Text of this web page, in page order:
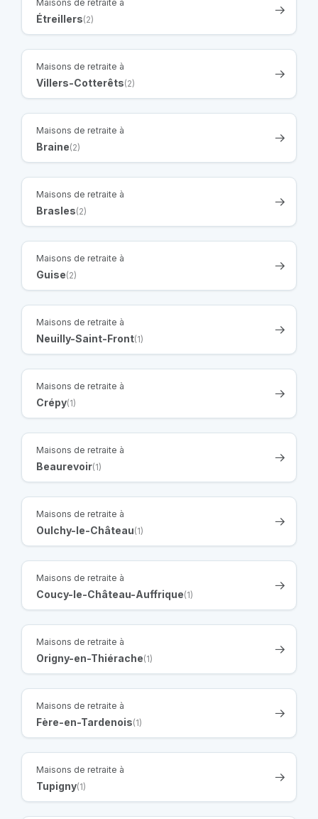
Maisons de retraite à
Étreillers(2)
Maisons de retraite à
Villers-Cotterêts(2)
Maisons de retraite à
Braine(2)
Maisons de retraite à
Brasles(2)
Maisons de retraite à
Guise(2)
Maisons de retraite à
Neuilly-Saint-Front(1)
Maisons de retraite à
Crépy(1)
Maisons de retraite à
Beaurevoir(1)
Maisons de retraite à
Oulchy-le-Château(1)
Maisons de retraite à
Coucy-le-Château-Auffrique(1)
Maisons de retraite à
Origny-en-Thiérache(1)
Maisons de retraite à
Fère-en-Tardenois(1)
Maisons de retraite à
Tupigny(1)